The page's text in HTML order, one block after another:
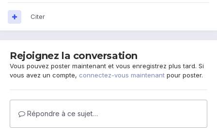
Citer
Rejoignez la conversation
Vous pouvez poster maintenant et vous enregistrez plus tard. Si
vous avez un compte, connectez-vous maintenant pour poster.
Répondre à ce sujet…